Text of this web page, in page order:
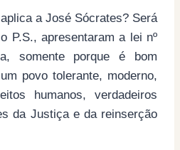
a José Sócrates? Será
P.S., apresentaram a lei nº
somente porque é bom
povo tolerante, moderno,
humanos, verdadeiros
da Justiça e da reinserção